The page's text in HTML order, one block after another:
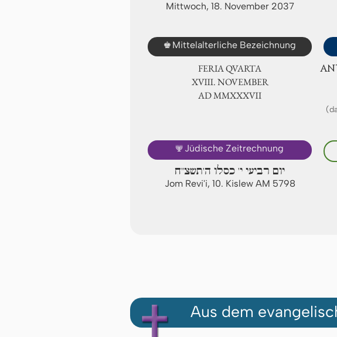
Mittwoch, 18. November 2037
♚ Mittelalterliche Bezeichnung
FERIA QUARTA
ⅩⅧ. NOVEMBER
AD ⅯⅯⅩⅩⅩⅦ
🕎 Jüdische Zeitrechnung
יום רביעי י' כסלו ה'תשצ"ח
Jom Revi'i, 10. Kislew AM 5798
Aus dem